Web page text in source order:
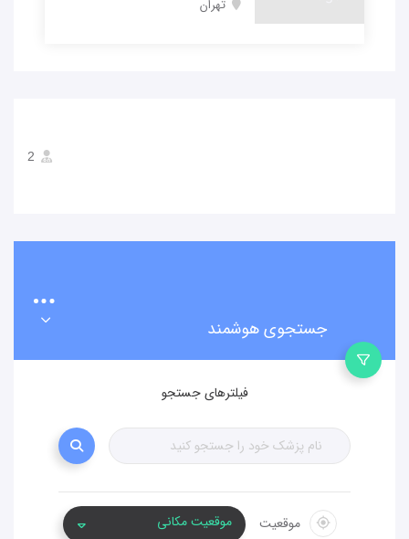
تهران
جستجوی هوشمند
فیلترهای جستجو
موقعیت موقعیت مکانی